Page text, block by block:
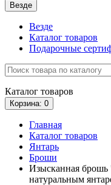
Везде
Везде
Каталог товаров
Подарочные
Каталог товаров
Корзина: 0
Главная
Каталог товаров
Янтарь
Броши
Изысканная брошь
натуральным